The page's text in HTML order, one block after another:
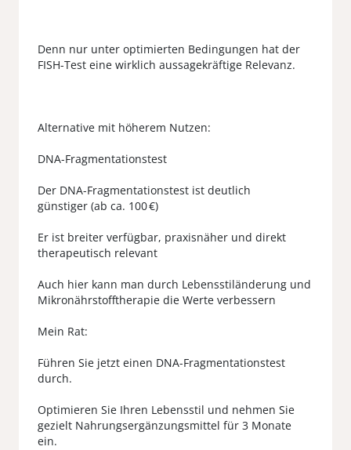
Denn nur unter optimierten Bedingungen hat der
FISH-Test eine wirklich aussagekräftige Relevanz.
Alternative mit höherem Nutzen:
DNA-Fragmentationstest
Der DNA-Fragmentationstest ist deutlich
günstiger (ab ca. 100 €)
Er ist breiter verfügbar, praxisnäher und direkt
therapeutisch relevant
Auch hier kann man durch Lebensstiländerung und
Mikronährstofftherapie die Werte verbessern
Mein Rat:
Führen Sie jetzt einen DNA-Fragmentationstest
durch.
Optimieren Sie Ihren Lebensstil und nehmen Sie
gezielt Nahrungsergänzungsmittel für 3 Monate
ein.